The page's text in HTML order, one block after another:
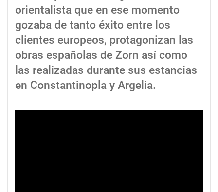
orientalista que en ese momento
gozaba de tanto éxito entre los
clientes europeos, protagonizan las
obras españolas de Zorn así como
las realizadas durante sus estancias
en Constantinopla y Argelia.